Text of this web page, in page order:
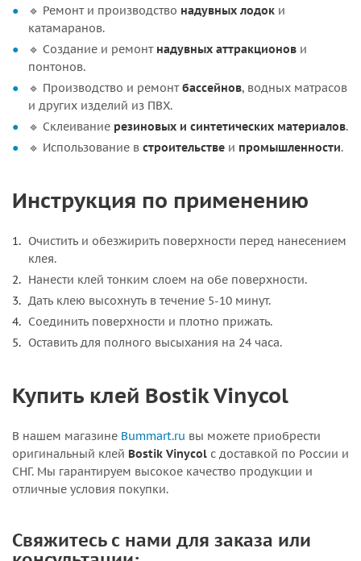
🔹 Ремонт и производство надувных лодок и
катамаранов.
🔹 Создание и ремонт надувных аттракционов и
понтонов.
🔹 Производство и ремонтбассейнов, водных матрасов
и других изделий из ПВХ.
🔹 Склеивание резиновых и синтетических материалов.
🔹 Использование в строительстве и промышленности.
Инструкция по применению
Очистить и обезжирить поверхности перед нанесением
клея.
Нанести клей тонким слоем на обе поверхности.
Дать клею высохнуть в течение 5-10 минут.
Соединить поверхности и плотно прижать.
Оставить для полного высыхания на 24 часа.
Купить клей Bostik Vinycol
В нашем магазине Bummart.ru вы можете приобрести
оригинальный клей Bostik Vinycol с доставкой по России и
СНГ. Мы гарантируем высокое качество продукции и
отличные условия покупки.
Свяжитесь с нами для заказа или